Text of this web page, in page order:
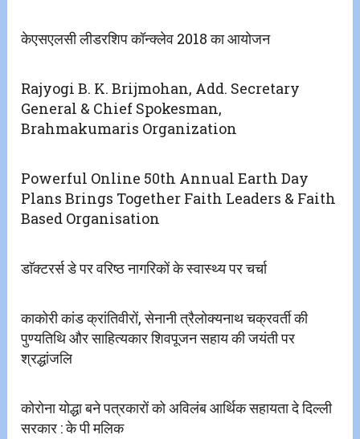
केएसएलसी लीडरशिप कॉन्क्लेव 2018 का आयोजन
Rajyogi B. K. Brijmohan, Add. Secretary
General & Chief Spokesman,
Brahmakumaris Organization
Powerful Online 50th Annual Earth Day
Plans Brings Together Faith Leaders & Faith
Based Organisation
डाॅक्टरर्स डे पर वरिष्ठ नागरिकों के स्वास्थ्य पर चर्चा
काकोरी कांड क्रांतिवीरों, सेनानी त्रैलोक्यनाथ चक्रवर्ती की
पुण्यतिथि और साहित्यकार शिवपूजन सहाय की जयंती पर
श्रद्धांजलि
कोरोना योद्धा बने पत्रकारों को अविलंब आर्थिक सहायता दे दिल्ली
सरकार : के पी मलिक